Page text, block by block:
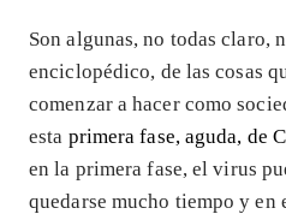
Son algunas, no todas claro,
enciclopédico, de las cosas
comenzar a hacer como
esta primera fase, aguda, de
en la primera fase, el virus
quedarse mucho tiempo y en